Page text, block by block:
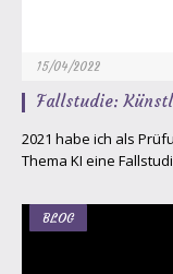
15/04/2022
Fallstudie:
2021 habe ich als
Thema KI eine
BLOG